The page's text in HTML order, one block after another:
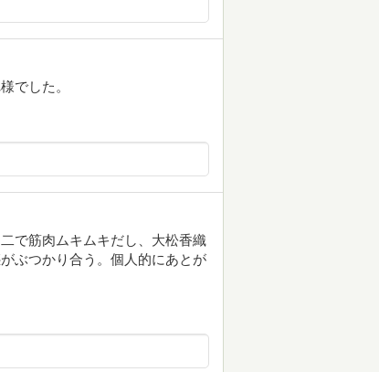
でした。
で筋肉ムキムキだし、大松香織
ぶつかり合う。個人的にあとが